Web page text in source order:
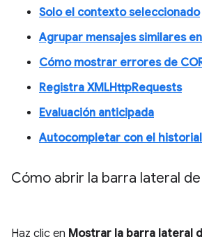
Solo el contexto seleccionado
Agrupar mensajes similares
Cómo mostrar errores de
Registra XMLHttpRequests
Evaluación anticipada
Autocompletar con el historial
Cómo abrir la barra lateral
Haz clic en Mostrar la barra lateral